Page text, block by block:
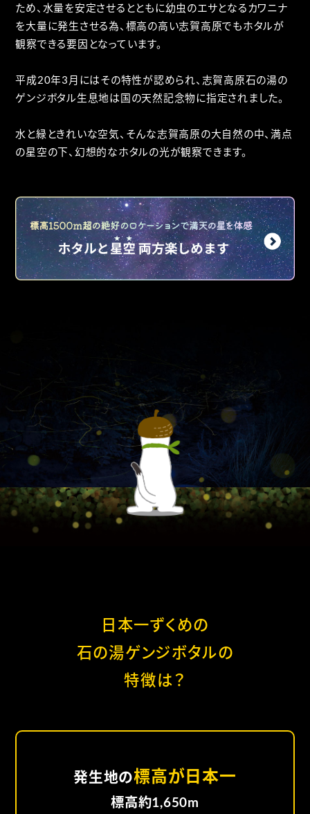
ため、水量を安定させるとともに幼虫のエサとなるカワニナ
を大量に発生させる為、標高の高い志賀高原でもホタルが
観察できる要因となっています。
平成20年3月にはその特性が認められ、志賀高原石の湯の
ゲンジボタル生息地は国の天然記念物に指定されました。
水と緑ときれいな空気、そんな志賀高原の大自然の中、満点
の星空の下、幻想的なホタルの光が観察できます。
日本一ずくめの
石の湯ゲンジボタルの
特徴は？
発生地の標高が日本一
標高約1,650m